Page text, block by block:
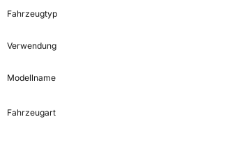
Fahrzeugtyp
Verwendung
Modellname
Fahrzeugart